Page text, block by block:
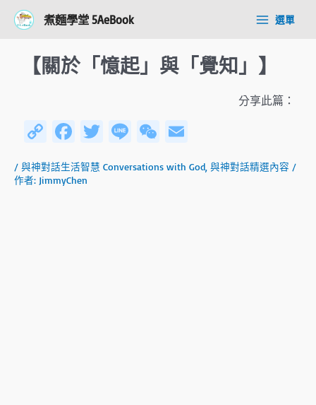
煮麵學堂 5AeBook
Main選單
【關於「憶起」與「覺知」】
分享此篇：
C
py
Fa
b
T
tt
Li
e
W
C
ail
/ 與神對話生活智慧 Conversations with God 與神對話精選內容 /
作者: JimmyChen
navigation